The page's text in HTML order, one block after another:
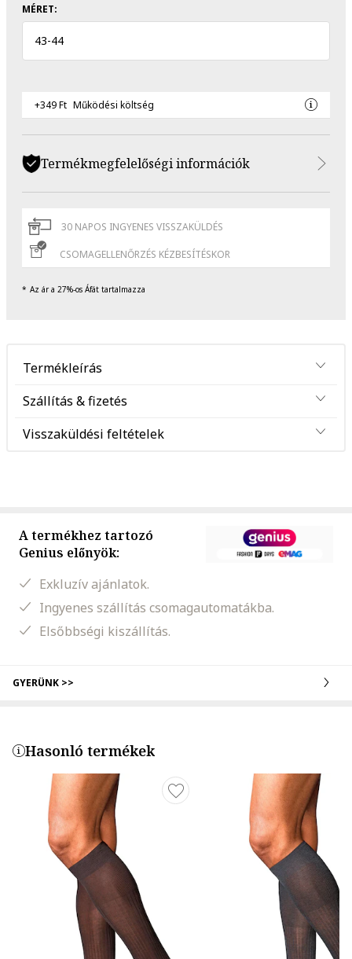
MÉRET:
43-44
+349 Ft Működési költség
Termékmegfelelőségi információk
30 NAPOS INGYENES VISSZAKÜLDÉS
CSOMAGELLENŐRZÉS KÉZBESÍTÉSKOR
Az ár a 27%-os Áfát tartalmazza
Termékleírás
Szállítás & fizetés
Visszaküldési feltételek
A termékhez tartozó
Genius előnyök:
Exkluzív ajánlatok.
Ingyenes szállítás csomagautomatákba.
Elsőbbségi kiszállítás.
GYERÜNK >>
Hasonló termékek